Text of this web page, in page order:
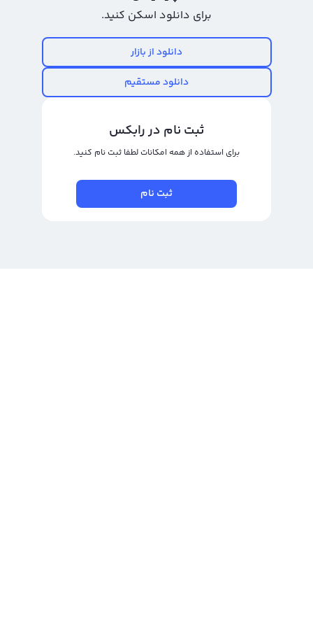
تازگی وارد بازار رمزارزها شده و برای معاملات روزانه بسیار جذاب و مورد توجه قرار
متعدد، در حال القای اعتماد و افزایش است. با این وجود خرید و فروش این ارز
دیجیتال نیز نیاز به دقت و شناخت معاملات دارد.
برای خرید و فروش Dymension می‌توانید در صرافی‌های ارز دیجیتال معتبر مانند
صرافی فعالیت کنید. با درنظر گرفتن خبرها و تحلیل‌های بهترین زمان و قیمت ورود و
خروج، خرید و فروش Dymension می‌تواند به شما سود خوبی برای سرمایه‌گذاری
برای دانلود اسکن کنید.
دانلود از بازار
دانلود مستقیم
ثبت نام در رابکس
برای استفاده از همه امکانات لطفا ثبت نام کنید.
ثبت نام